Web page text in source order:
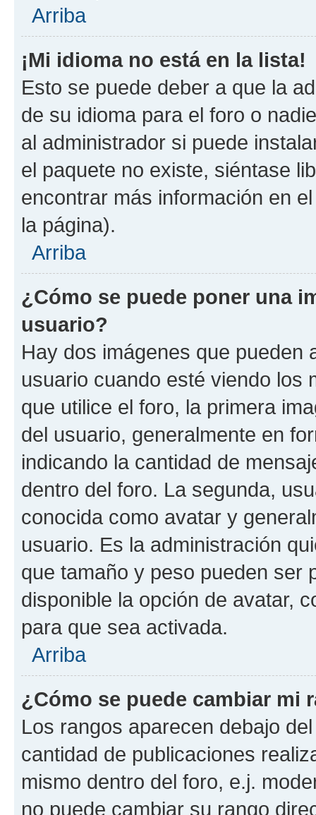
Arriba
¡Mi idioma no está en la lista!
Esto se puede deber a que la
de su idioma para el foro o
al administrador si puede
el paquete no existe, siéntase
encontrar más información en
la página).
Arriba
¿Cómo se puede poner una
usuario?
Hay dos imágenes que pueden
usuario cuando esté viendo los
que utilice el foro, la primera
del usuario, generalmente en
indicando la cantidad de
dentro del foro. La segunda,
conocida como avatar y
usuario. Es la administración
que tamaño y peso pueden ser
disponible la opción de avatar,
para que sea activada.
Arriba
¿Cómo se puede cambiar mi
Los rangos aparecen debajo
cantidad de publicaciones
mismo dentro del foro, e.j.
no puede cambiar su rango